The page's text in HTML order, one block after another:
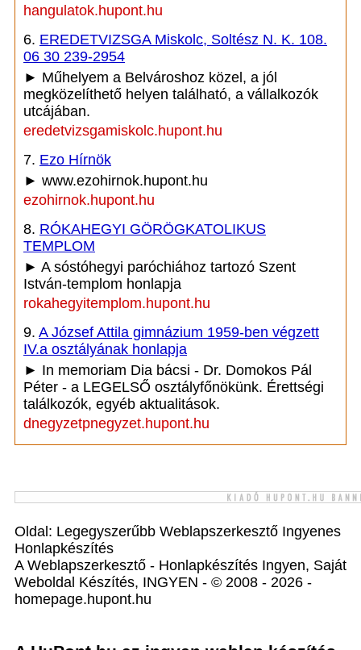
hangulatok.hupont.hu
6. EREDETVIZSGA Miskolc, Soltész N. K. 108.
06 30 239-2954
► Műhelyem a Belvároshoz közel, a jól
megközelíthető helyen található, a vállalkozók
utcájában.
eredetvizsgamiskolc.hupont.hu
7. Ezo Hírnök
► www.ezohirnok.hupont.hu
ezohirnok.hupont.hu
8. RÓKAHEGYI GÖRÖGKATOLIKUS
TEMPLOM
► A sóstóhegyi paróchiához tartozó Szent
István-templom honlapja
rokahegyitemplom.hupont.hu
9. A József Attila gimnázium 1959-ben végzett
IV.a osztályának honlapja
► In memoriam Dia bácsi - Dr. Domokos Pál
Péter - a LEGELSŐ osztályfőnökünk. Érettségi
találkozók, egyéb aktualitások.
dnegyzetpnegyzet.hupont.hu
Oldal: Legegyszerűbb Weblapszerkesztő Ingyenes
Honlapkészítés
A Weblapszerkesztő - Honlapkészítés Ingyen, Saját
Weboldal Készítés, INGYEN - © 2008 - 2026 -
homepage.hupont.hu